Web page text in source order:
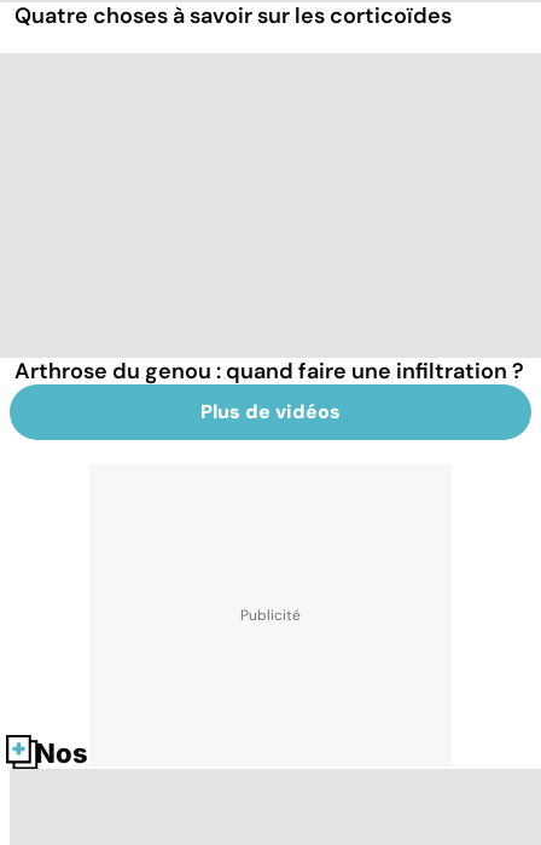
Quatre choses à savoir sur les corticoïdes
Arthrose du genou : quand faire une infiltration ?
Plus de vidéos
Nos fiches santé